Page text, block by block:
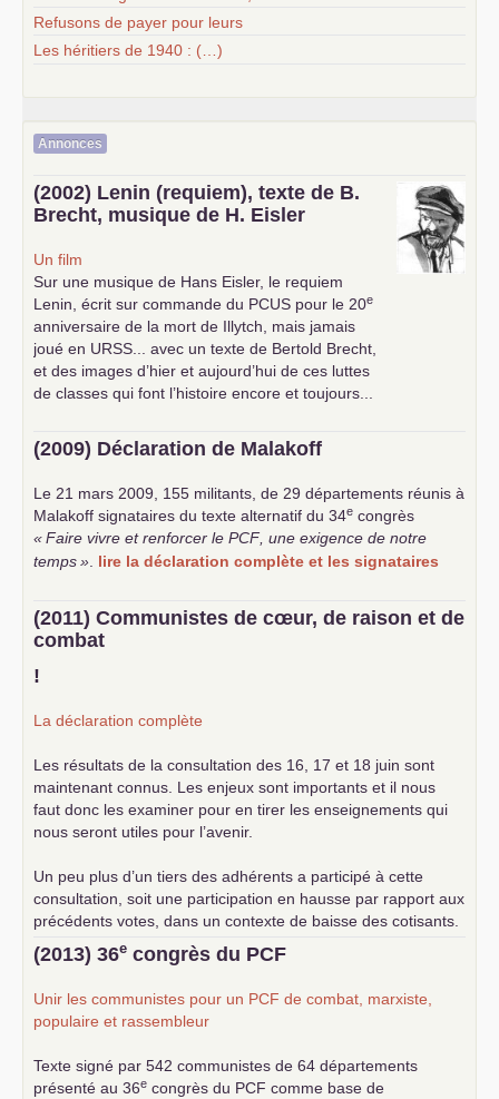
Refusons de payer pour leurs
Les héritiers de 1940 : (…)
Annonces
(2002) Lenin (requiem), texte de B.
Brecht, musique de H. Eisler
Un film
Sur une musique de Hans Eisler, le requiem
Lenin, écrit sur commande du PCUS pour le 20e
anniversaire de la mort de Illytch, mais jamais
joué en URSS ... avec un texte de Bertold Brecht,
et des images d’hier et aujourd’hui de ces luttes
de classes qui font l’histoire encore et toujours...
(2009) Déclaration de Malakoff
Le 21 mars 2009, 155 militants, de 29 départements réunis à
Malakoff signataires du texte alternatif du 34e congrès
«Faire vivre et renforcer le PCF , une exigence de notre
temps» lire la déclaration complète et les signataires
(2011) Communistes de cœur, de raison et de
combat
!
La déclaration complète
Les résultats de la consultation des 16, 17 et 18 juin sont
maintenant connus. Les enjeux sont importants et il nous
faut donc les examiner pour en tirer les enseignements qui
nous seront utiles pour l’avenir.
Un peu plus d’un tiers des adhérents a participé à cette
consultation, soit une participation en hausse par rapport aux
précédents votes, dans un contexte de baisse des cotisants.
... lire la suite
(2013) 36e congrès du PCF
Unir les communistes pour un PCF de combat, marxiste,
populaire et rassembleur
Texte signé par 542 communistes de 64 départements
présenté au 36e congrès du PCF comme base de